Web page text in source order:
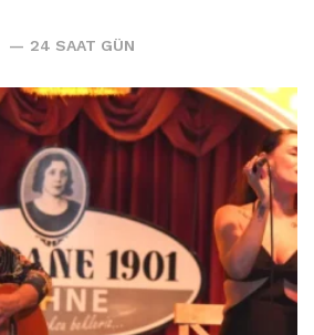
24 SAAT GÜN